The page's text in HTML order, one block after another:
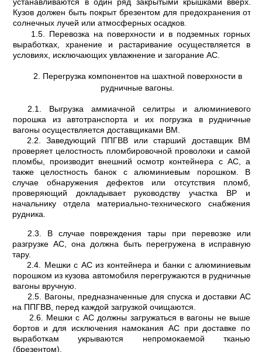
устанавливаются в один ряд закрытыми крышками вверх.
Кузов должен быть покрыт брезентом для предохранения от
солнечных лучей или атмосферных осадков.
1.5. Перевозка на поверхности и в подземных горных
выработках, хранение и растаривание осуществляется в
условиях, исключающих увлажнение и загорание АС.
2. Перегрузка компонентов на шахтной поверхности в
рудничные вагоны.
2.1. Выгрузка аммиачной селитры и алюминиевого
порошка из автотранспорта и их погрузка в рудничные
вагоны осуществляется доставщиками ВМ.
2.2. Заведующий ППГВВ или старший доставщик ВМ
проверяет целостность пломби­ровочной проволоки и самой
пломбы, производит внешний осмотр контейнера с АС, а
также целостность банок с алюминиевым порошком. В
случае обнаружения дефектов или отсутствия пломб,
проверяющий докладывает руководству участка ВР и
начальнику отдела материально-технического снабжения
рудника.
2.3. В случае повреждения тары при перевозке или
разгрузке АС, она должна быть пере­гружена в исправную
тару.
2.4. Мешки с АС из контейнера и банки с алюминиевым
порошком из кузова автомобиля перегружаются в рудничные
вагоны вручную.
2.5. Вагоны, предназначенные для спуска и доставки АС
на ППГВВ, перед каждой загрузкой очищаются.
2.6. Мешки с АС должны загружаться в вагоны не выше
бортов и для исключения намокания АС при доставке по
выработкам укрываются непромокаемой тканью
(брезентом).